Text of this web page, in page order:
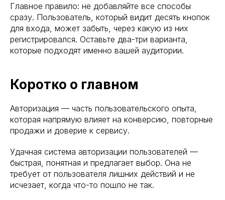
Главное правило: не добавляйте все способы
сразу. Пользователь, который видит десять кнопок
для входа, может забыть, через какую из них
регистрировался. Оставьте два-три варианта,
которые подходят именно вашей аудитории.
Коротко о главном
Авторизация — часть пользовательского опыта,
которая напрямую влияет на конверсию, повторные
продажи и доверие к сервису.
Удачная система авторизации пользователей —
быстрая, понятная и предлагает выбор. Она не
требует от пользователя лишних действий и не
исчезает, когда что-то пошло не так.